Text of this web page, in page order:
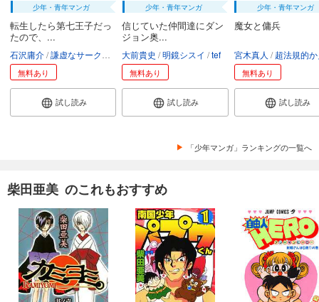
少年・青年マンガ
転生したら第七王子だっ
たので、...
石沢庸介 謙虚なサークル メル。
無料あり
試し読み
少年・青年マンガ
信じていた仲間達にダン
ジョン奥...
大前貴史 明鏡シスイ tef
無料あり
試し読み
少年・青年マンガ
魔女と傭兵
宮木真人 超法規的か
無料あり
試し読み
「少年マンガ」ランキングの一覧へ
柴田亜美 のこれもおすすめ